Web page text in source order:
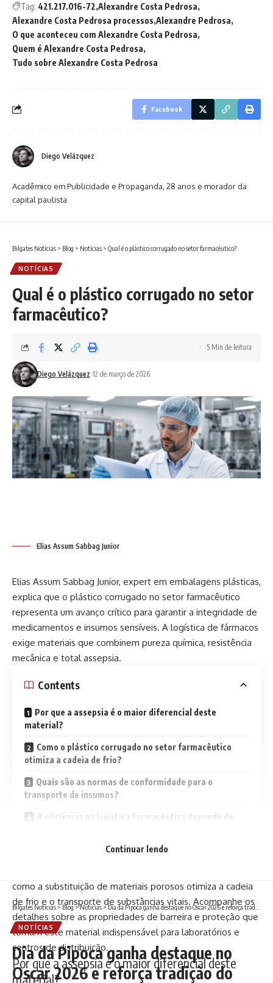
Tag: 421.217.016-72 Alexandre Costa Pedrosa
Alexandre Costa Pedrosa processos Alexandre Pedrosa
O que aconteceu com Alexandre Costa Pedrosa
Quem é Alexandre Costa Pedrosa
Tudo sobre Alexandre Costa Pedrosa
Facebook
Diego Velázquez
Acadêmico em Publicidade e Propaganda, 28 anos e morador da
capital paulista
Bilgates Notícias > Blog > Notícias > Qual é o plástico corrugado no setor farmacêutico?
NOTÍCIAS
Qual é o plástico corrugado no setor
farmacêutico?
Diego Velázquez 12 de março de 2026
5 Min de leitura
Elias Assum Sabbag Junior
Elias Assum Sabbag Junior, expert em embalagens plásticas,
explica que o plástico corrugado no setor farmacêutico
representa um avanço crítico para garantir a integridade de
medicamentos e insumos sensíveis. A logística de fármacos
exige materiais que combinem pureza química, resistência
mecânica e total assepsia.
Contents
Por que a assepsia é o maior diferencial deste
material?
Como o plástico corrugado no setor farmacêutico
otimiza a cadeia de frio?
Quais são as normas de conformidade para o
transporte de insumos?
A eficiência na logística farmacêutica depende de
Neste artigo, exploraremos como a estrutura alveolar do
como a substituição de materiais porosos otimiza a cadeia
de frio e o transporte de substâncias vitais. Acompanhe os
detalhes sobre as propriedades de barreira e proteção que
tornam este material indispensável para laboratórios e
centros de distribuição.
Por que a assepsia é o maior diferencial deste
Continuar lendo
Bilgates Notícias >Blog>Notícias >Dia da Pipoca ganha destaque no Oscar 2026 e reforça tradição do snack nas maratonas de cinema
NOTÍCIAS
Dia da Pipoca ganha destaque no
Oscar 2026 e reforça tradição do